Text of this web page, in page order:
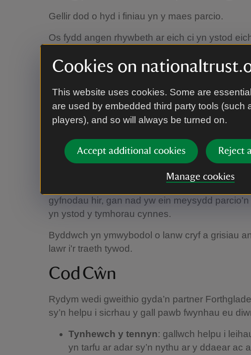
Cookies on
This website uses cookies. Some are
are used by embedded third party tools (such
players), and so will always be turned on.
Accept additional cookies Reject
Manage cookies
Gellir dod o hyd i finiau yn y maes parcio.
Os fydd angen rhywbeth ar eich ci yn ystod
Beth sydd angen i mi fod
ohono?
Mae gan Mwnt dda byw yn pori drwy gydol y
garedig i ymwelwyr gadw eu cŵn ar dennyn
cadw'r anifeiliaid yn ddiogel.
gyfnodau hir, gan nad yw ein meysydd
yn ystod y tymhorau cynnes.
Byddwch yn ymwybodol o lanw cryf a grisiau
lawr i'r traeth tywod.
Cod Cŵn
Rydym wedi gweithio gyda’n partner
sy’n helpu i sicrhau y gall pawb fwynhau eu
Tynhewch y tennyn: gallwch helpu i
yn tarfu ar adar sy’n nythu ar y ddaear ac